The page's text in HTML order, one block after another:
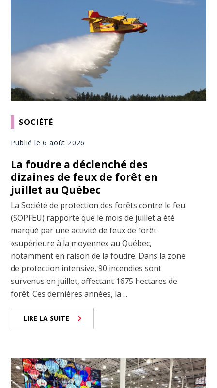
SOCIÉTÉ
Publié le 6 août 2026
La foudre a déclenché des
dizaines de feux de forêt en
juillet au Québec
La Société de protection des forêts contre le feu
(SOPFEU) rapporte que le mois de juillet a été
marqué par une activité de feux de forêt
«supérieure à la moyenne» au Québec,
notamment en raison de la foudre. Dans la zone
de protection intensive, 90 incendies sont
survenus en juillet, affectant 1675 hectares de
forêt. Ces dernières années, la ...
LIRE LA SUITE